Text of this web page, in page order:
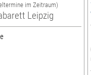
im Zeitraum)
Leipzig